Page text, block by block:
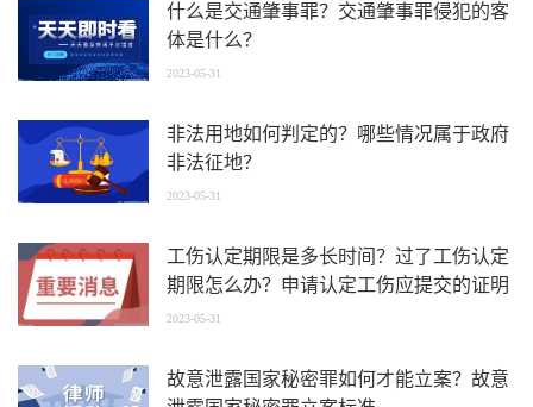
什么是交通肇事罪？交通肇事罪侵犯的客
体是什么？
2023-05-31
非法用地如何判定的？哪些情况属于政府
非法征地？
2023-05-31
工伤认定期限是多长时间？过了工伤认定
期限怎么办？申请认定工伤应提交的证明
材料有哪些？
2023-05-31
故意泄露国家秘密罪如何才能立案？故意